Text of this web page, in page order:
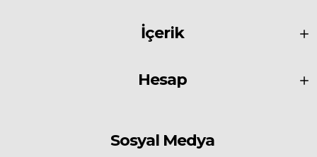
İçerik
Hesap
Sosyal Medya